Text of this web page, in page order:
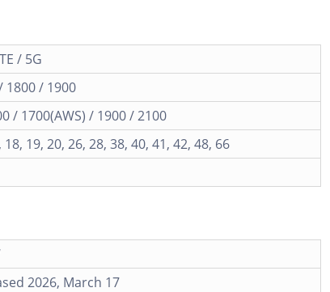
/ 5G
1800 / 1900
/ 1700(AWS) / 1900 / 2100
18, 19, 20, 26, 28, 38, 40, 41, 42, 48, 66
2026, March 17